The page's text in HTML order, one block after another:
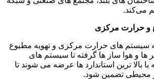
می‌کند.
و حرارت مرکزی
سیستم‌ های حرارت مرکزی و تهویه مطبوع
ها و هوا ساز ها گرفته تا سیستم ‌های
بالا ترین استاندارد ها عرضه می ‌شوند تا
محیطی تضمین شود.